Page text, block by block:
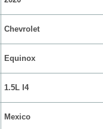
Chevrolet
Equinox
1.5L I4
Mexico